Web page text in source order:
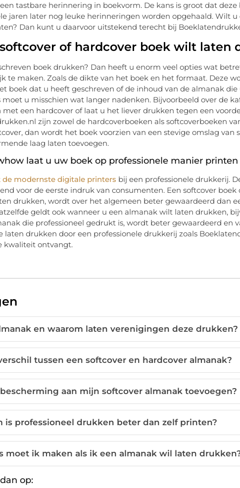
tastbare herinnering in boekvorm. De kans is groot dat deze
jaren later nog leuke herinneringen worden opgehaald. Wilt
Dan kunt u daarvoor uitstekend terecht bij
of hardcover boek wilt laten
boek drukken? Dan heeft u enorm veel opties wat
te maken. Zoals de dikte van het boek en het formaat. Deze
boek dat u heeft geschreven of de inhoud van de almanak
u misschien wat langer nadenken. Bijvoorbeeld over de
een hardcover of laat u het liever drukken tegen een
zijn zowel de hardcoverboeken als softcoverboeken
dan wordt het boek voorzien van een stevige omslag van
laag laten toevoegen.
laat u uw boek op professionele manier printen
modernste digitale printers bij een professionele drukkerij.
voor de eerste indruk van consumenten. Een softcover boek
drukken, wordt over het algemeen beter gewaardeerd dan
geldt ook wanneer u een almanak wilt laten drukken,
die professioneel gedrukt is, wordt beter gewaardeerd en
laten drukken door een professionele drukkerij zoals
kwaliteit ontvangt.
en waarom laten verenigingen deze drukken?
tussen een softcover en hardcover almanak?
aan mijn softcover almanak toevoegen?
is professioneel drukken beter dan zelf printen?
moet ik maken als ik een almanak wil laten
op: